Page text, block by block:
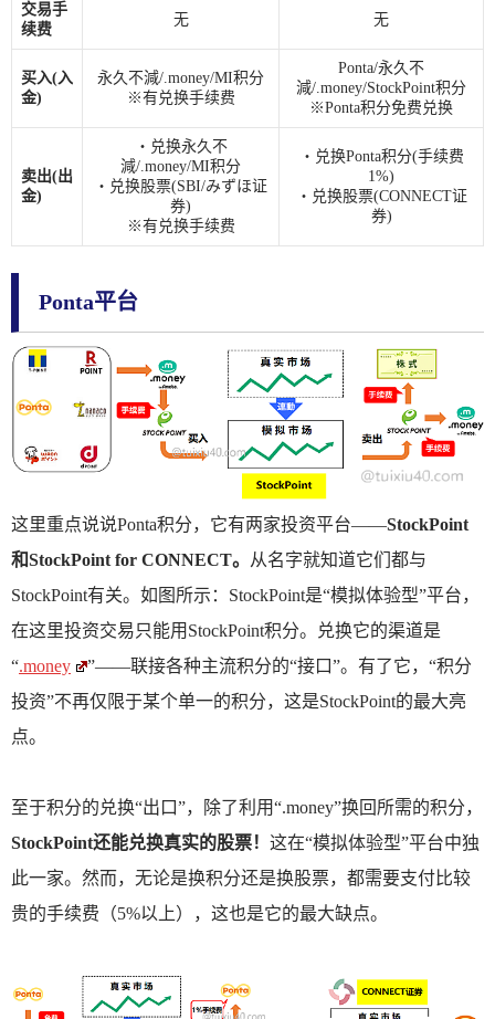
交易手
续费
无 无
买入(入
金)
永久不減/.money/MI积分
※有兑换手续费
Ponta/永久不
減/.money/StockPoint积分
※Ponta积分免费兑换
卖出(出
金)
・兑换永久不
減/.money/MI积分
・兑换股票(SBI/みずほ证
券)
※有兑换手续费
・兑换Ponta积分(手续费
1%)
・兑换股票(CONNECT证
券)
Ponta平台
这里重点说说Ponta积分，它有两家投资平台——StockPoint
和StockPoint for CONNECT。
从名字就知道它们都与
StockPoint有关。如图所示：StockPoint是“模拟体验型”平台，
在这里投资交易只能用StockPoint积分。兑换它的渠道是
“.money
”——联接各种主流积分的“接口”。有了它，“积分
投资”不再仅限于某个单一的积分，这是StockPoint的最大亮
点。
至于积分的兑换“出口”，除了利用“.money”换回所需的积分，
StockPoint还能兑换真实的股票！ 这在“模拟体验型”平台中独
此一家。然而，无论是换积分还是换股票，都需要支付比较
贵的手续费（5%以上），这也是它的最大缺点。